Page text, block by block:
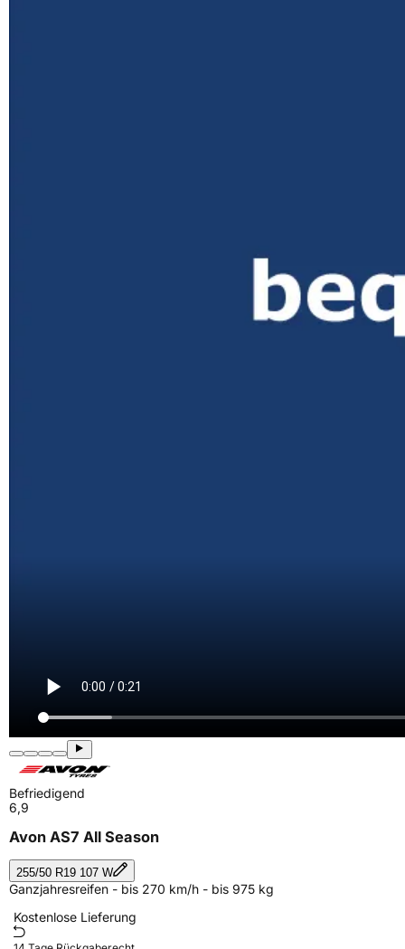
Befriedigend
6,9
Avon AS7 All Season
255/50 R19 107 W
Ganzjahresreifen - bis 270 km/h - bis 975 kg
Kostenlose Lieferung